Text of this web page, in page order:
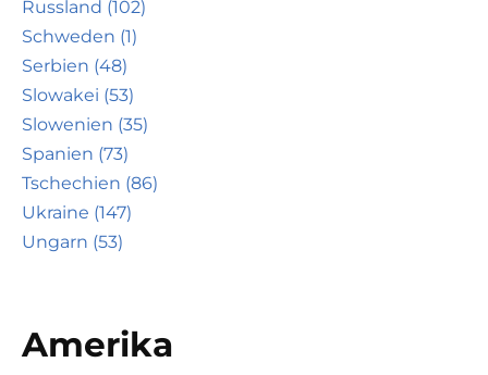
Russland (102)
Schweden (1)
Serbien (48)
Slowakei (53)
Slowenien (35)
Spanien (73)
Tschechien (86)
Ukraine (147)
Ungarn (53)
Amerika